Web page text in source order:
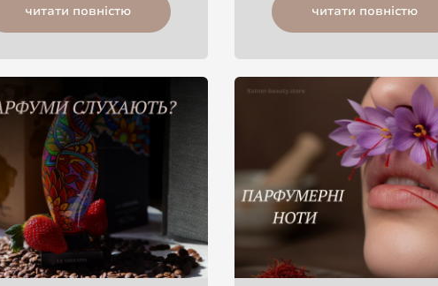
читати повністю читати повністю